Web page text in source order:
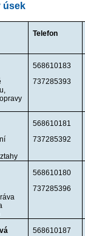
úsek
Telefon
568610183
737285393
568610181
737285392
568610180
737285396
568610187